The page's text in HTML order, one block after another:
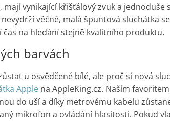
mají vynikající křišťálový zvuk a jednoduše
nevydrží věčně, malá špuntová sluchátka
čas na hledání stejně kvalitního produktu.
barvách
u osvědčené bílé, ale proč si nová
Apple na AppleKing.cz. Naším
do uší a díky metrovému kabelu
mikrofon a ovládání hlasitosti. Pokud